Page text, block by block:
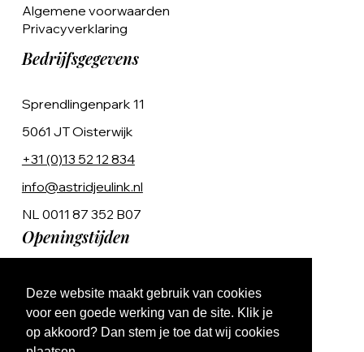
Deze website maakt gebruik van cookies
voor een goede werking van de site. Klik je
op akkoord? Dan stem je toe dat wij cookies
Algemene voorwaarden
Privacyverklaring
Bedrijfsgegevens
Sprendlingenpark 11
5061 JT Oisterwijk
+31 (0)13 52 12 834
info@astridjeulink.nl
NL 0011 87 352 B07
Openingstijden
Ma t/m Vr 9:00 - 17:00